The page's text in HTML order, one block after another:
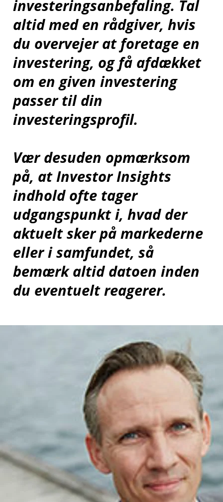
investeringsanbefaling. Tal
altid med en rådgiver, hvis
du overvejer at foretage en
investering, og få afdækket
om en given investering
passer til din
investeringsprofil.
Vær desuden opmærksom
på, at Investor Insights
indhold ofte tager
udgangspunkt i, hvad der
aktuelt sker på markederne
eller i samfundet, så
bemærk altid datoen inden
du eventuelt reagerer.